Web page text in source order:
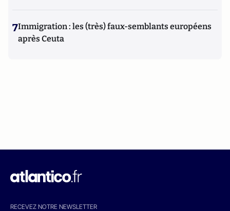
7Immigration : les (très) faux-semblants européens
après Ceuta
RECEVEZ NOTRE NEWSLETTER